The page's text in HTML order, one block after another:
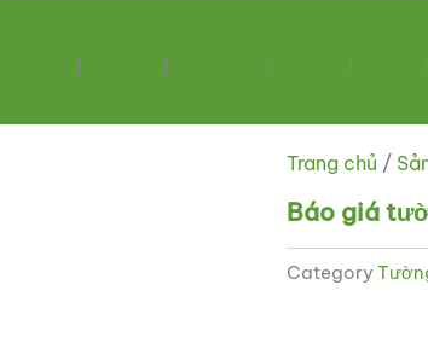
Trang chủ /
Báo giá
Category